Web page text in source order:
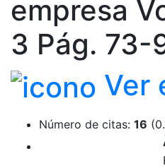
empresa
3 Pág. 73-
Ver
Número de citas: 16